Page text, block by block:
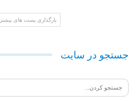
بارگذاری پست های بیشتر
جستجو در سایت